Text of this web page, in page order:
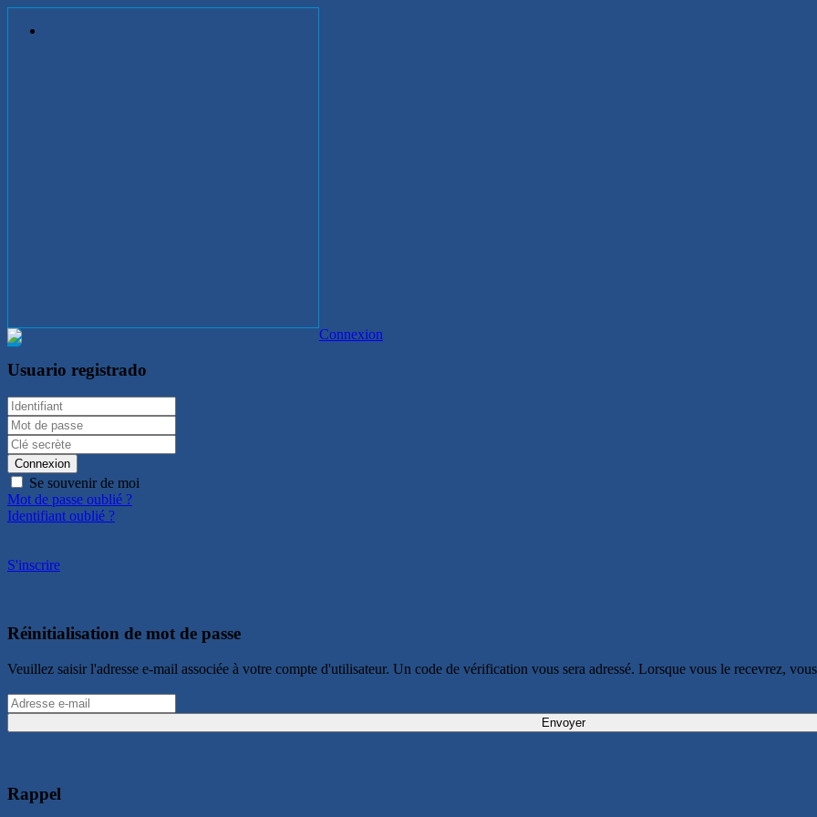
Connexion
Usuario registrado
Connexion
Se souvenir de moi
Mot de passe oublié ?
Identifiant oublié ?
S'inscrire
Réinitialisation de mot de passe
Veuillez saisir l'adresse e-mail associée à votre compte d'utilisateur. Un code de vérification vous sera adressé. Lorsque vous le recevrez,
Envoyer
Rappel